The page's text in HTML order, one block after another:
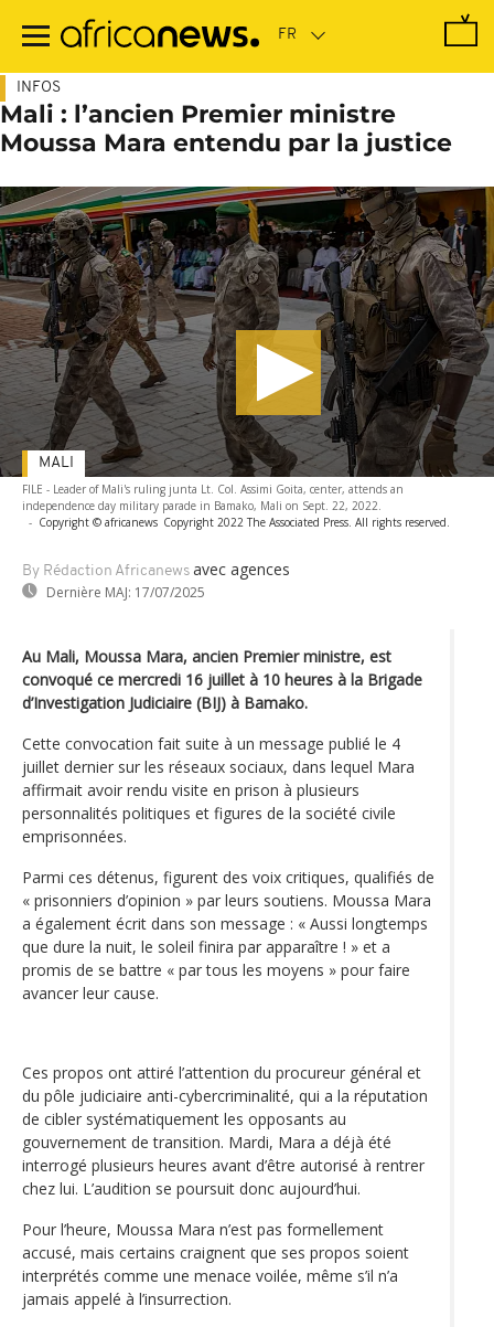
contenu
INFOS
Mali : l’ancien Premier ministre
Moussa Mara entendu par la justice
FILE - Leader of Mali's ruling junta Lt. Col. Assimi Goita, center, attends an
independence day military parade in Bamako, Mali on Sept. 22, 2022.
- Copyright © africanews Copyright 2022 The Associated Press. All rights reserved.
By Rédaction Africanews avec agences
Dernière MAJ: 17/07/2025
MALI
Au Mali, Moussa Mara, ancien Premier ministre, est
convoqué ce mercredi 16 juillet à 10 heures à la Brigade
d’Investigation Judiciaire (BIJ) à Bamako.
Cette convocation fait suite à un message publié le 4
juillet dernier sur les réseaux sociaux, dans lequel Mara
affirmait avoir rendu visite en prison à plusieurs
personnalités politiques et figures de la société civile
emprisonnées.
Parmi ces détenus, figurent des voix critiques, qualifiés de
« prisonniers d’opinion » par leurs soutiens. Moussa Mara
a également écrit dans son message : « Aussi longtemps
que dure la nuit, le soleil finira par apparaître ! » et a
promis de se battre « par tous les moyens » pour faire
avancer leur cause.
Ces propos ont attiré l’attention du procureur général et
du pôle judiciaire anti-cybercriminalité, qui a la réputation
de cibler systématiquement les opposants au
gouvernement de transition. Mardi, Mara a déjà été
interrogé plusieurs heures avant d’être autorisé à rentrer
chez lui. L’audition se poursuit donc aujourd’hui.
Pour l’heure, Moussa Mara n’est pas formellement
accusé, mais certains craignent que ses propos soient
interprétés comme une menace voilée, même s’il n’a
jamais appelé à l’insurrection.